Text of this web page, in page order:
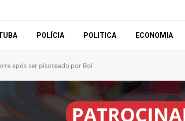
POLÍCIA POLITICA ECONOMIA
após ser pisoteado por Boi